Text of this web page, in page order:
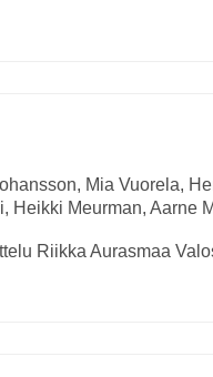
Mia Vuorela,
Heikki Meurman, Aarne
Riikka Aurasmaa